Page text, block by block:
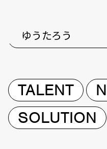
ゆうたろう
TALENT
SOLUTION